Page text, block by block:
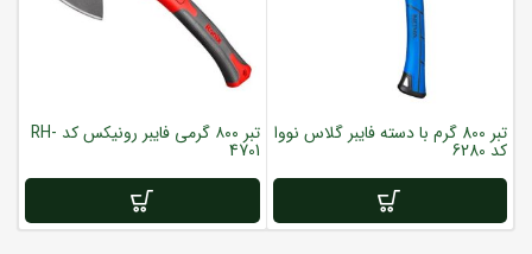
تبر 800 گرم با دسته فایبر گلاس نووا
کد 6280
تبر ۸۰۰ گرمی فایبر رونیکس کد RH-
4701